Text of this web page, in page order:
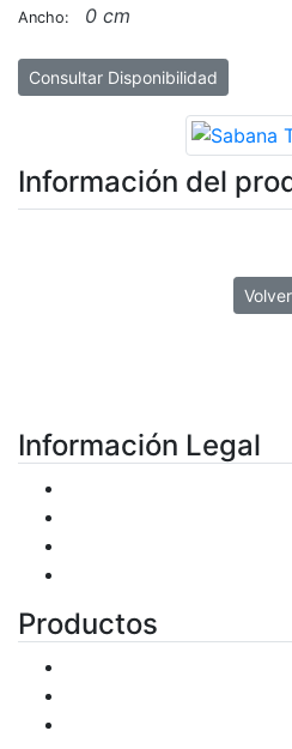
Ancho: 0 cm
Consultar Disponibilidad
Información del
Volver
Información Legal
Productos